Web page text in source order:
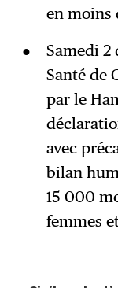
en moins
Samedi 2
Santé de
par le
avec
bilan
15 000
femmes